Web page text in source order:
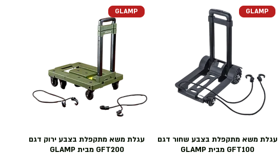
GLAMP
עגלת משא מתקפלת בצבע שחור דגם
GFT100 מבית GLAMP
GLAMP
עגלת משא מתקפלת בצבע ירוק דגם
GFT200 מבית GLAMP